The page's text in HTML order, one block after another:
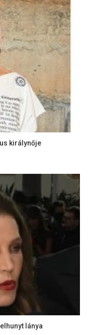
királynője
lánya